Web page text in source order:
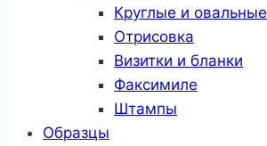
Круглые и овальные
Отрисовка
Визитки и бланки
Факсимиле
Штампы
Образцы